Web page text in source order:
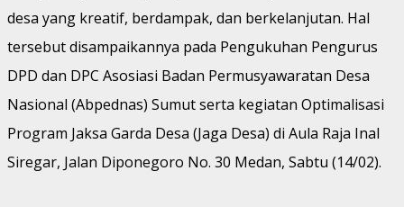
desa yang kreatif, berdampak, dan berkelanjutan. Hal
tersebut disampaikannya pada Pengukuhan Pengurus
DPD dan DPC Asosiasi Badan Permusyawaratan Desa
Nasional (Abpednas) Sumut serta kegiatan Optimalisasi
Program Jaksa Garda Desa (Jaga Desa) di Aula Raja Inal
Siregar, Jalan Diponegoro No. 30 Medan, Sabtu (14/02).